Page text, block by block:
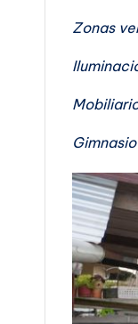
Zonas